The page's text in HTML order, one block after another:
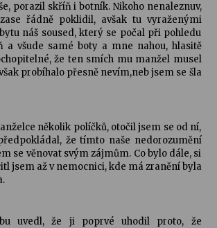
porazil skříň i botník. Nikoho nenaleznuv,
řádně poklidil, avšak tu vyraženými
náš soused, který se počal při pohledu
a všude samé boty a mne nahou, hlasitě
že ten smích mu manžel musel
probíhalo přesně nevím,neb jsem se šla
několik políčků, otočil jsem se od ní,
že tímto naše nedorozumění
se věnovat svým zájmům. Co bylo dále, si
jsem až v nemocnici, kde má zranění byla
uvedl, že ji poprvé uhodil proto, že